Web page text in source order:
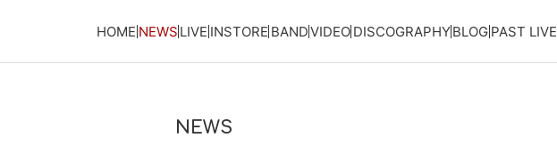
HOME NEWS LIVE INSTORE BANDVIDEO DISCOGRAPHYBLOG PAST LIVE
NEWS